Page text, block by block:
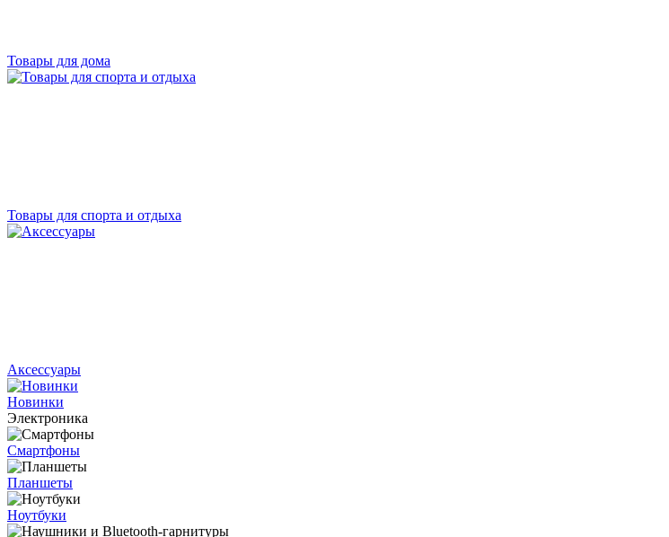
Товары для дома
Товары для спорта и отдыха
Аксессуары
Новинки
Электроника
Смартфоны
Планшеты
Ноутбуки